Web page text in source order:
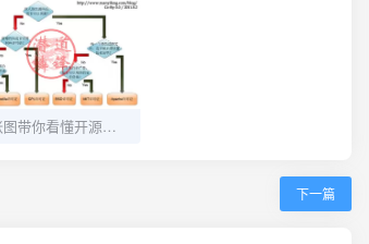
一张图带你看懂开源协议
下一篇